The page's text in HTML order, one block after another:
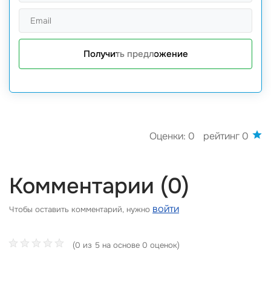
Получить предложение
Оценки: 0 рейтинг 0
Комментарии (0)
Чтобы оставить комментарий, нужно войти
(0 из 5 на основе 0 оценок)